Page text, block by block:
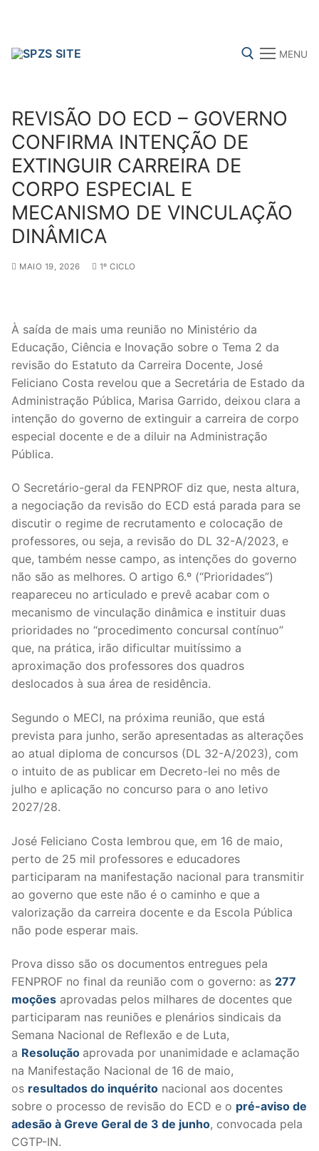
Search for:
MENU
FENPROF CGTP-IN FRENTE COMUM
Search
for:
Legislação
Sectores
PRÉ-ESCOLAR
1º CICLO
2º/3º CEB / SECUNDÁRIO
ENSINO ARTÍSTICO
EDUCAÇÃO ESPECIAL
PARTICULAR / IPSS / MISERICÓRDIAS
ENSINO SUPERIOR
PROFESSORES CONTRATADOS
DOCENTES APOSENTADOS
Formação
Área de Sócios
Revista Intervir
Contactos
REVISÃO DO ECD – GOVERNO
CONFIRMA INTENÇÃO DE
EXTINGUIR CARREIRA DE
CORPO ESPECIAL E
MECANISMO DE VINCULAÇÃO
DINÂMICA
MAIO 19, 2026 1º CICLO
À saída de mais uma reunião no Ministério da
Educação, Ciência e Inovação sobre o Tema 2 da
revisão do Estatuto da Carreira Docente, José
Feliciano Costa revelou que a Secretária de Estado da
Administração Pública, Marisa Garrido, deixou clara a
intenção do governo de extinguir a carreira de corpo
especial docente e de a diluir na Administração
Pública.
O Secretário-geral da FENPROF diz que, nesta altura,
a negociação da revisão do ECD está parada para se
discutir o regime de recrutamento e colocação de
professores, ou seja, a revisão do DL 32-A/2023, e
que, também nesse campo, as intenções do governo
não são as melhores. O artigo 6.º (“Prioridades”)
reapareceu no articulado e prevê acabar com o
mecanismo de vinculação dinâmica e instituir duas
prioridades no “procedimento concursal contínuo”
que, na prática, irão dificultar muitíssimo a
aproximação dos professores dos quadros
deslocados à sua área de residência.
Segundo o MECI, na próxima reunião, que está
prevista para junho, serão apresentadas as alterações
ao atual diploma de concursos (DL 32-A/2023), com
o intuito de as publicar em Decreto-lei no mês de
julho e aplicação no concurso para o ano letivo
2027/28.
José Feliciano Costa lembrou que, em 16 de maio,
perto de 25 mil professores e educadores
participaram na manifestação nacional para transmitir
ao governo que este não é o caminho e que a
valorização da carreira docente e da Escola Pública
não pode esperar mais.
Prova disso são os documentos entregues pela
FENPROF no final da reunião com o governo: as 277
moções aprovadas pelos milhares de docentes que
participaram nas reuniões e plenários sindicais da
Semana Nacional de Reflexão e de Luta,
a Resolução aprovada por unanimidade e aclamação
na Manifestação Nacional de 16 de maio,
os resultados do inquérito nacional aos docentes
sobre o processo de revisão do ECD e o pré-aviso de
adesão à Greve Geral de 3 de junho, convocada pela
CGTP-IN.